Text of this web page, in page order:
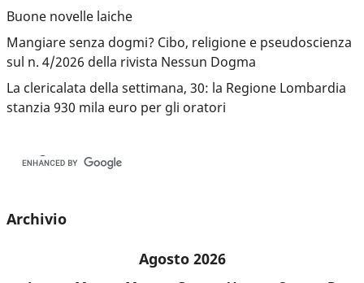
Buone novelle laiche
Mangiare senza dogmi? Cibo, religione e pseudoscienza
sul n. 4/2026 della rivista Nessun Dogma
La clericalata della settimana, 30: la Regione Lombardia
stanzia 930 mila euro per gli oratori
Archivio
Agosto 2026